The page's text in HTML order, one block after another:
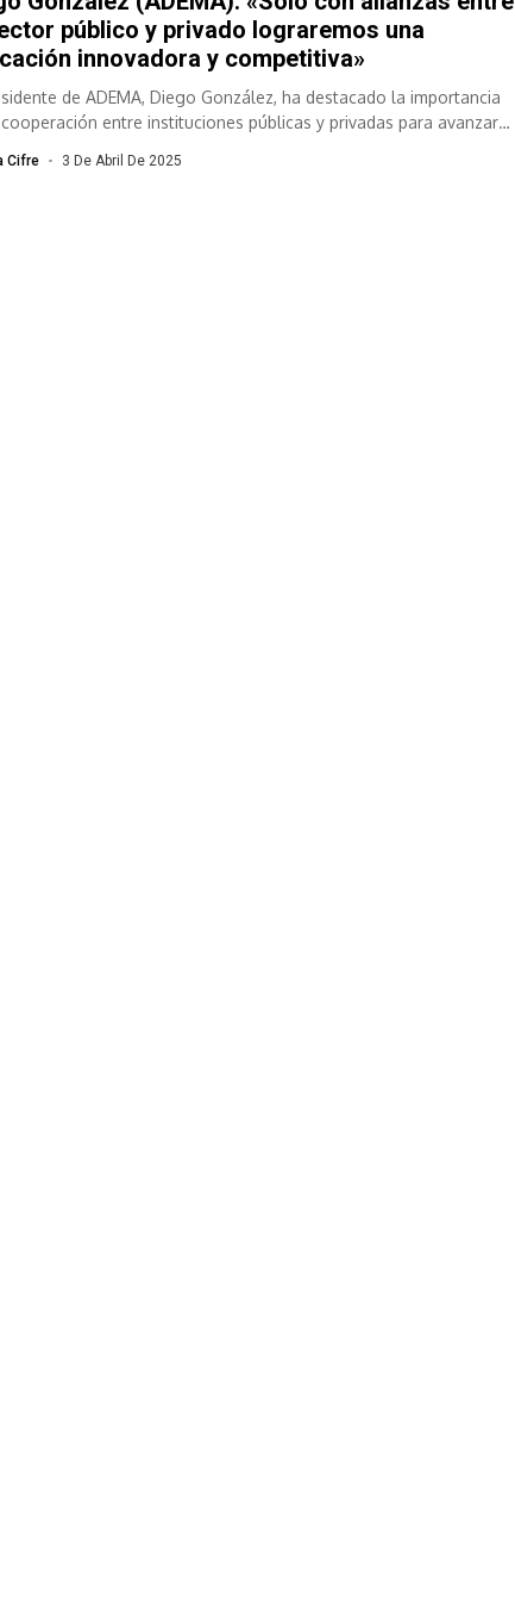
público y privado lograremos una
innovadora y competitiva»
de ADEMA, Diego González, ha destacado la importancia
entre instituciones públicas y privadas para avanzar
Cifre 3 De Abril De 2025